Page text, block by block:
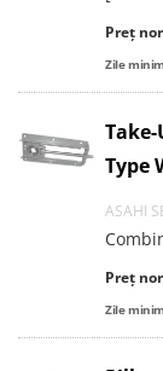
Preț
Zile
Type
ASAHI
Preț
Zile